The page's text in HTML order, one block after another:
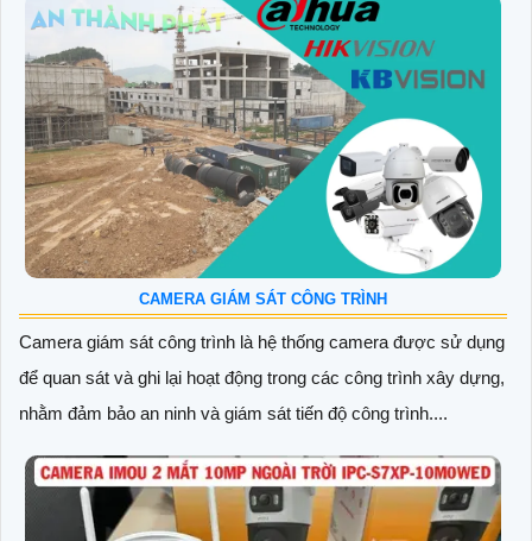
CAMERA GIÁM SÁT CÔNG TRÌNH
Camera giám sát công trình là hệ thống camera được sử dụng
để quan sát và ghi lại hoạt động trong các công trình xây dựng,
nhằm đảm bảo an ninh và giám sát tiến độ công trình....